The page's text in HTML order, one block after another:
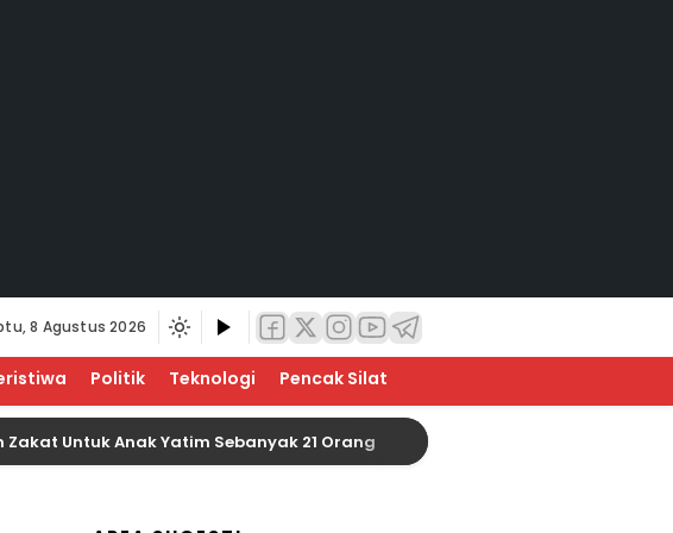
8 Agustus 2026
Politik Teknologi Pencak Silat
Anak Yatim Sebanyak 21 Orang